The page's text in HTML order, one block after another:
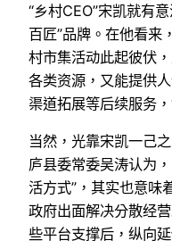
“乡村CEO”宋凯就有
百匠”品牌。在他看来
村市集活动此起彼伏
各类资源，又能提供
渠道拓展等后续服务
当然，光靠宋凯一己
庐县委常委吴涛认为
活方式”，其实也意味
政府出面解决分散经
些平台支撑后，纵向